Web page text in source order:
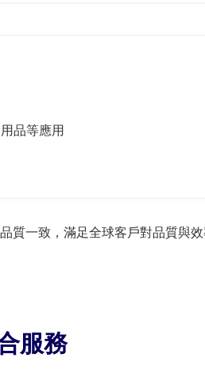
品等應用
質一致，滿足全球客戶對品質與
服務